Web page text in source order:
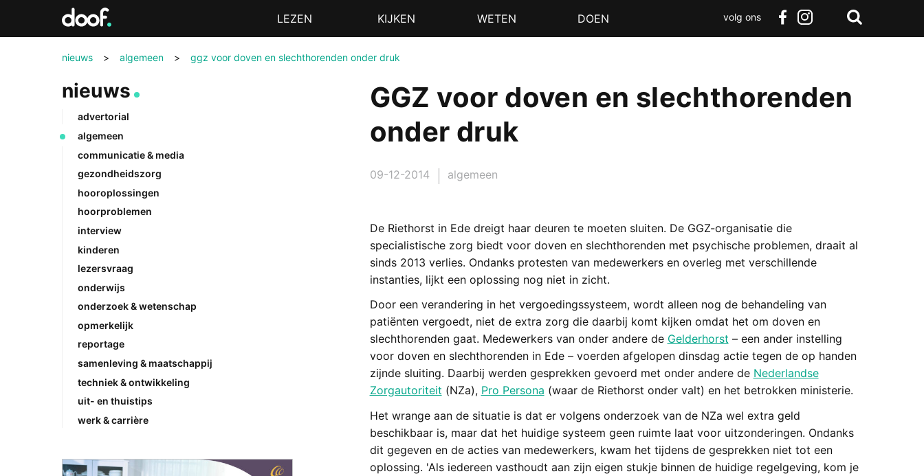
MenuLEZEN KIJKEN WETEN DOEN
volg ons
nieuws > algemeen > ggz voor doven en slechthorenden onder druk
GGZ voor doven en slechthorenden
onder druk
09-12-2014 algemeen
De Riethorst in Ede dreigt haar deuren te moeten sluiten. De GGZ-organisatie die
specialistische zorg biedt voor doven en slechthorenden met psychische problemen, draait al
sinds 2013 verlies. Ondanks protesten van medewerkers en overleg met verschillende
instanties, lijkt een oplossing nog niet in zicht.
Door een verandering in het vergoedingssysteem, wordt alleen nog de behandeling van
patiënten vergoedt, niet de extra zorg die daarbij komt kijken omdat het om doven en
slechthorenden gaat. Medewerkers van onder andere de Gelderhorst – een ander instelling
voor doven en slechthorenden in Ede – voerden afgelopen dinsdag actie tegen de op handen
zijnde sluiting. Daarbij werden gesprekken gevoerd met onder andere de Nederlandse
Zorgautoriteit (NZa), Pro Persona (waar de Riethorst onder valt) en het betrokken ministerie.
Het wrange aan de situatie is dat er volgens onderzoek van de NZa wel extra geld
beschikbaar is, maar dat het huidige systeem geen ruimte laat voor uitzonderingen. Ondanks
dit gegeven en de acties van medewerkers, kwam het tijdens de gesprekken niet tot een
oplossing. 'Als iedereen vasthoudt aan zijn eigen stukje binnen de huidige regelgeving, kom je
nieuws
advertorial
algemeen
communicatie & media
gezondheidszorg
hooroplossingen
hoorproblemen
interview
kinderen
lezersvraag
onderwijs
onderzoek & wetenschap
opmerkelijk
reportage
samenleving & maatschappij
techniek & ontwikkeling
uit- en thuistips
werk & carrière
Doof.nl
Zoeken
Terug